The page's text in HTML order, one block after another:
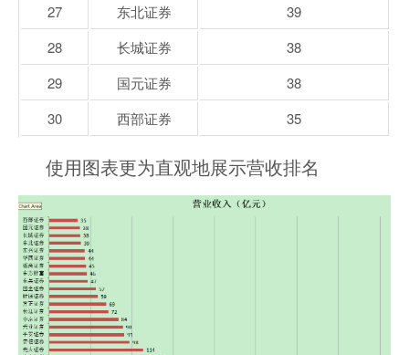
27
东北证券
39
28
长城证券
38
29
国元证券
38
30
西部证券 35
使用图表更为直观地展示营收排名